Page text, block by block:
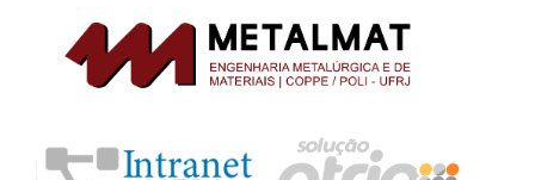
CONTEÚDO